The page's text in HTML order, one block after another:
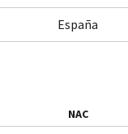
España
NAC